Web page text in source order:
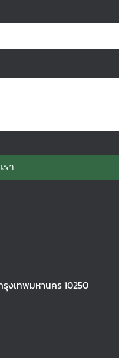
รา
งเทพมหานคร 10250